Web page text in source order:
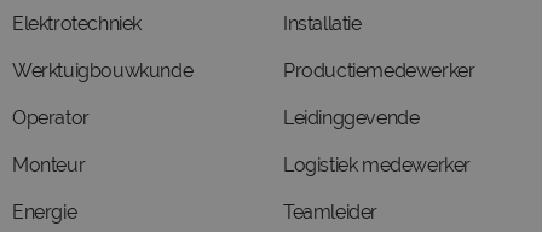
Elektrotechniek
Werktuigbouwkunde
Operator
Monteur
Energie
Installatie
Productiemedewerker
Leidinggevende
Logistiek medewerker
Teamleider